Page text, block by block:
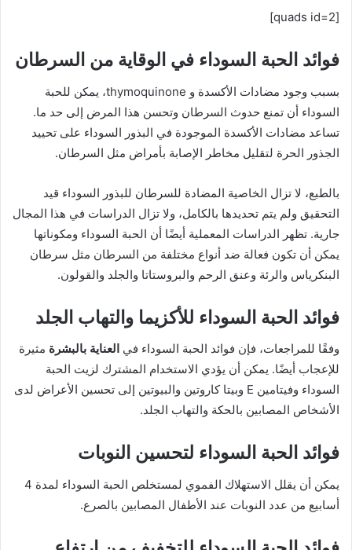
[quads id=2]
فوائد الحبة السوداء في الوقاية من السرطان
بسبب وجود مضادات الأكسدة و thymoquinone، يمكن للحبة
السوداء أن تمنع حدوث السرطان وتحسن هذا المرض إلى حد ما.
تساعد مضادات الأكسدة الموجودة في البذور السوداء على تحييد
الجذور الحرة لتقليل مخاطر الإصابة بأمراض مثل السرطان.
بالطبع، لا تزال الخاصية المضادة للسرطان للبذور السوداء قيد
التحقيق ولم يتم تحديدها بالكامل، ولا تزال الدراسات في هذا المجال
جارية. تظهر الدراسات المعملية أيضًا أن الحبة السوداء ومكوناتها
يمكن أن تكون فعالة ضد أنواع مختلفة من السرطان مثل سرطان
البنكرياس والرئة وعنق الرحم والبروستاتا والجلد والقولون.
فوائد الحبة السوداء للأكزيما والتهاب الجلد
وفقًا للمراجعات، فإن فوائد الحبة السوداء في العناية بالبشرة مثيرة
للإعجاب أيضًا. يمكن أن يؤدي الاستخدام المشترك لزيت الحبة
السوداء وفيتامين E وبيتا كاروتين والبيوتين إلى تحسين الأعراض لدى
الأشخاص المصابين بالحكة والتهاب الجلد.
فوائد الحبة السوداء لتحسين النوبات
يمكن أن يقلل الاستهلاك الفموي لمستخلص الحبة السوداء لمدة 4
أسابيع من عدد النوبات عند الأطفال المصابين بالصرع.